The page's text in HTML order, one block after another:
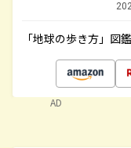
「地球の歩き方」図
AD